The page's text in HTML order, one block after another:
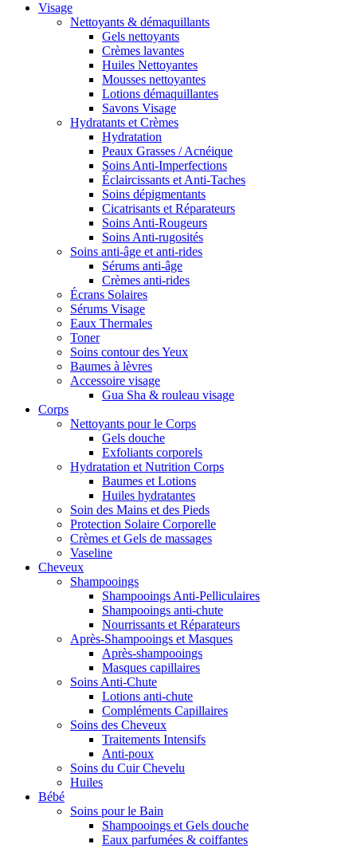
Visage
Nettoyants & démaquillants
Gels nettoyants
Crèmes lavantes
Huiles Nettoyantes
Mousses nettoyantes
Lotions démaquillantes
Savons Visage
Hydratants et Crèmes
Hydratation
Peaux Grasses / Acnéique
Soins Anti-Imperfections
Éclaircissants et Anti-Taches
Soins dépigmentants
Cicatrisants et Réparateurs
Soins Anti-Rougeurs
Soins Anti-rugosités
Soins anti-âge et anti-rides
Sérums anti-âge
Crèmes anti-rides
Écrans Solaires
Sérums Visage
Eaux Thermales
Toner
Soins contour des Yeux
Baumes à lèvres
Accessoire visage
Gua Sha & rouleau visage
Corps
Nettoyants pour le Corps
Gels douche
Exfoliants corporels
Hydratation et Nutrition Corps
Baumes et Lotions
Huiles hydratantes
Soin des Mains et des Pieds
Protection Solaire Corporelle
Crèmes et Gels de massages
Vaseline
Cheveux
Shampooings
Shampooings Anti-Pelliculaires
Shampooings anti-chute
Nourrissants et Réparateurs
Après-Shampooings et Masques
Après-shampooings
Masques capillaires
Soins Anti-Chute
Lotions anti-chute
Compléments Capillaires
Soins des Cheveux
Traitements Intensifs
Anti-poux
Soins du Cuir Chevelu
Huiles
Bébé
Soins pour le Bain
Shampooings et Gels douche
Eaux parfumées & coiffantes